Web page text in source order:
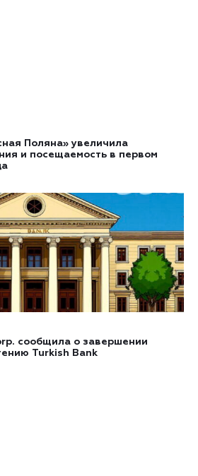
Поляна» увеличила
и посещаемость в первом
сообщила о завершении
Turkish Bank